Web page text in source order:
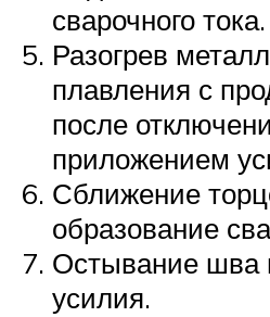
сварочного тока.
Разогрев
плавления с
после
приложением
Сближение
образование
Остывание шва
усилия.